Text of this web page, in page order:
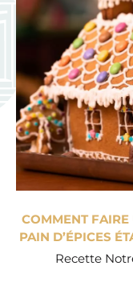
COMMENT
PAIN D’ÉPICES
Recette